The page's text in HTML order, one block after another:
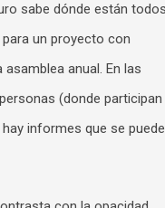
sabe dónde están
un proyecto con
anual. En las
(donde participan
informes que se